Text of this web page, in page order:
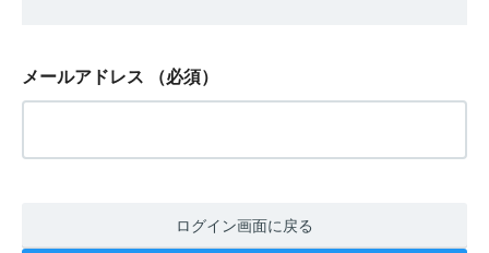
メールアドレス （必須）
ログイン画面に戻る